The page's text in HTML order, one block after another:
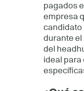
pagados
empresa
candidato
durante el
del
ideal para